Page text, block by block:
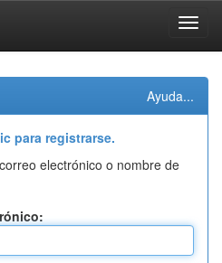
Ayuda...
para registrarse.
electrónico o nombre de